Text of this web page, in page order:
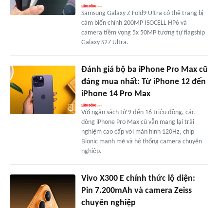
Samsung Galaxy Z Fold9 Ultra có thể trang bị
cảm biến chính 200MP ISOCELL HP6 và
camera tiềm vọng 5x 50MP tương tự flagship
Galaxy S27 Ultra.
Đánh giá bộ ba iPhone Pro Max cũ
đáng mua nhất: Từ iPhone 12 đến
iPhone 14 Pro Max
Với ngân sách từ 9 đến 16 triệu đồng, các
dòng iPhone Pro Max cũ vẫn mang lại trải
nghiệm cao cấp với màn hình 120Hz, chip
Bionic mạnh mẽ và hệ thống camera chuyên
nghiệp.
Vivo X300 E chính thức lộ diện:
Pin 7.200mAh và camera Zeiss
chuyên nghiệp